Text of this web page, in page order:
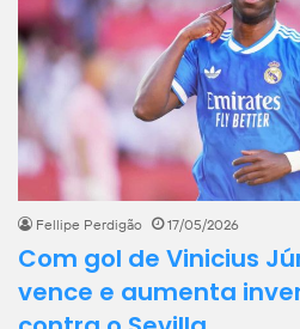
Fellipe Perdigão 17/05/2026
Com gol de Vinicius
vence e aumenta